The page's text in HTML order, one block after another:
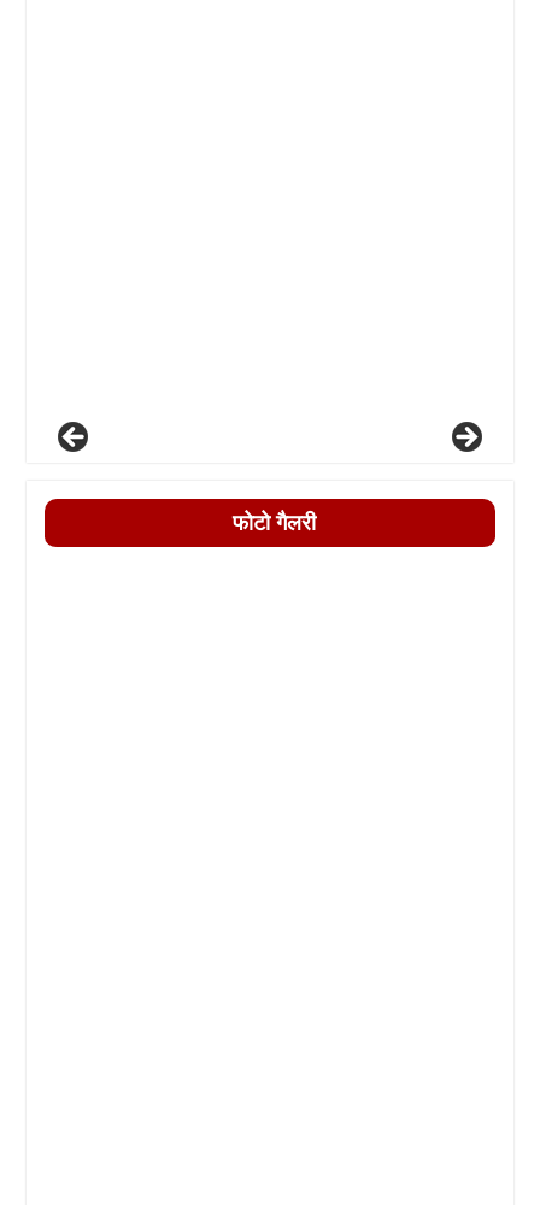
फोटो गैलरी